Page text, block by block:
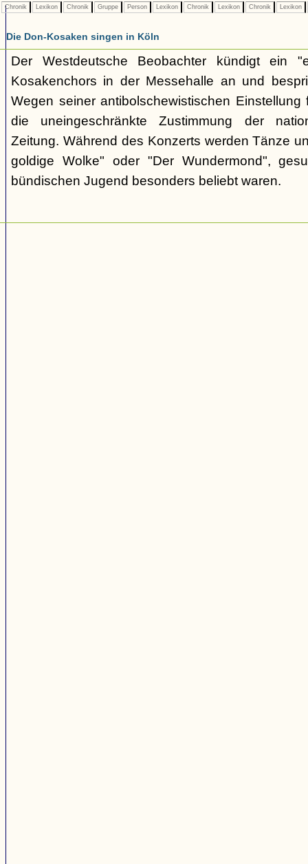
Chronik Lexikon Chronik Gruppe Person Lexikon Chronik Lexikon Chronik Lexikon
Die Don-Kosaken singen in Köln
Der Westdeutsche Beobachter kündigt ein
Kosakenchors in der Messehalle an und
Wegen seiner antibolschewistischen
die uneingeschränkte Zustimmung der
Zeitung. Während des Konzerts werden Tänze
goldige Wolke" oder "Der Wundermond",
bündischen Jugend besonders beliebt waren.